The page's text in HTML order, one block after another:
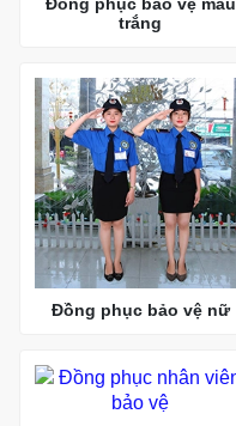
trắng
Đồng phục bảo vệ nữ